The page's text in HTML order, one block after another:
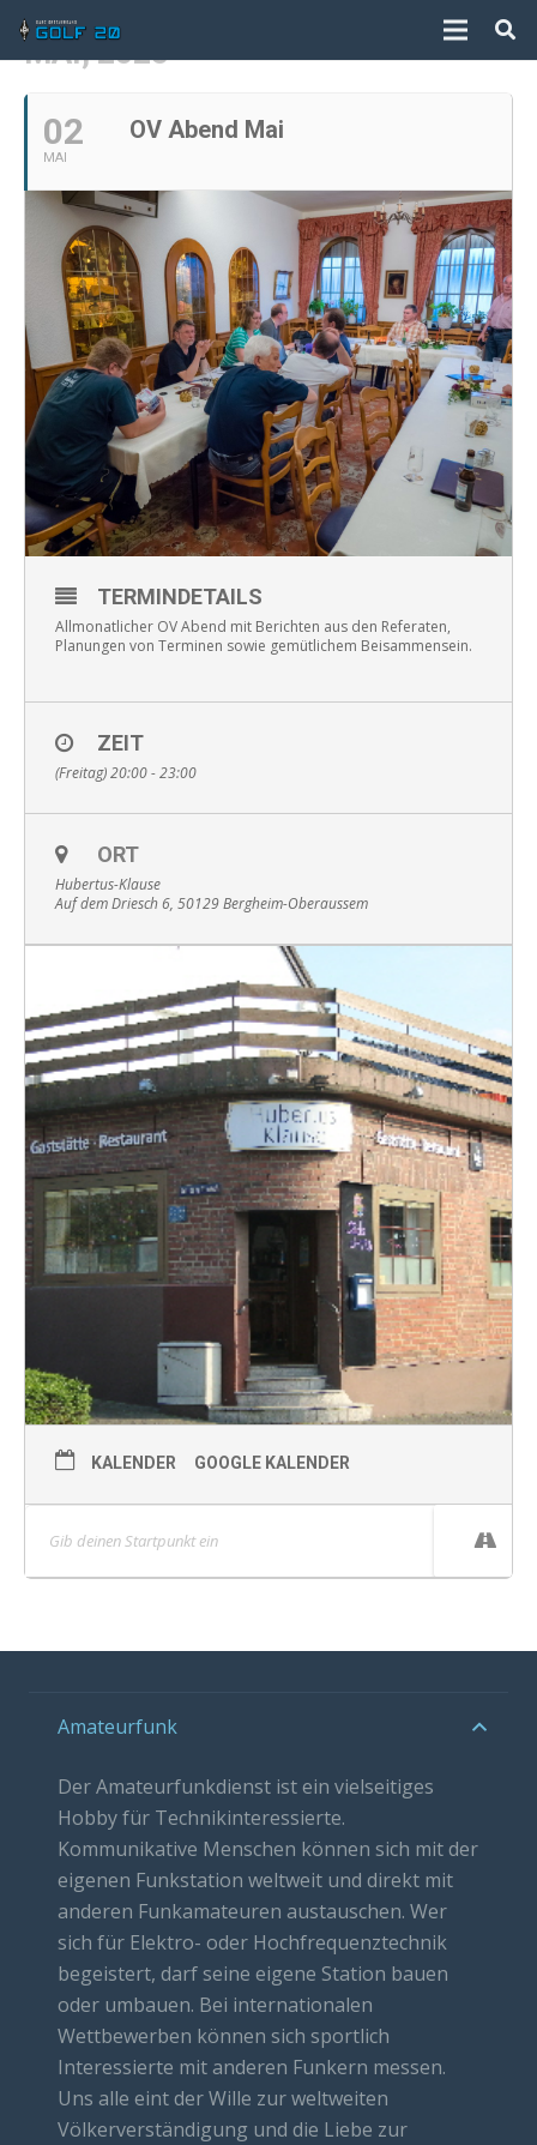
MAI, 2025
02
MAI
OV Abend Mai
TERMINDETAILS
Allmonatlicher OV Abend mit Berichten aus den Referaten,
Planungen von Terminen sowie gemütlichem Beisammensein.
ZEIT
(Freitag) 20:00 - 23:00
ORT
Hubertus-Klause
Auf dem Driesch 6, 50129 Bergheim-Oberaussem
KALENDER GOOGLE KALENDER
Amateurfunk
Der Amateurfunkdienst ist ein vielseitiges
Hobby für Technikinteressierte.
Kommunikative Menschen können sich mit der
eigenen Funkstation weltweit und direkt mit
anderen Funkamateuren austauschen. Wer
sich für Elektro- oder Hochfrequenztechnik
begeistert, darf seine eigene Station bauen
oder umbauen. Bei internationalen
Wettbewerben können sich sportlich
Interessierte mit anderen Funkern messen.
Uns alle eint der Wille zur weltweiten
Völkerverständigung und die Liebe zur